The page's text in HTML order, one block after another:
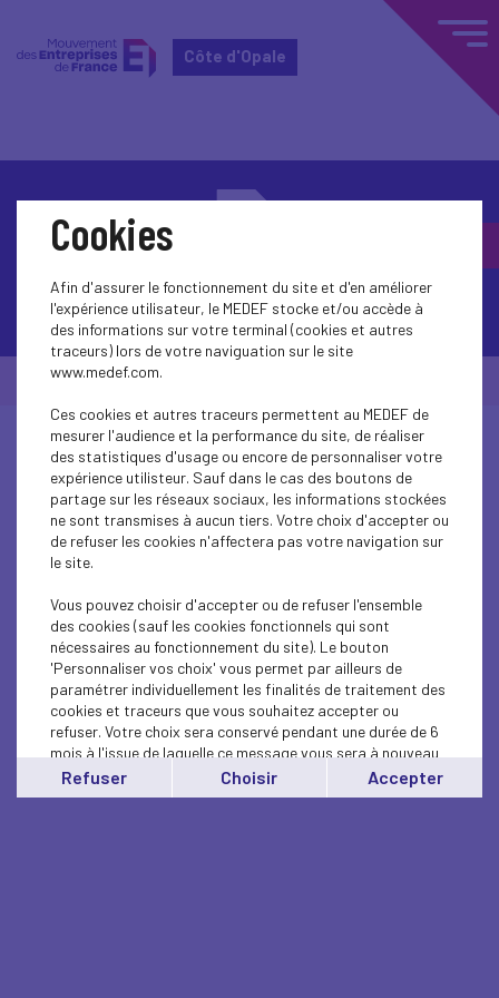
Côte d'Opale
Contactez-nous
© Medef Côte d'Opale 2026 -
Cookies
Afin d'assurer le fonctionnement du site et d'en améliorer
l'expérience utilisateur, le MEDEF stocke et/ou accède à
des informations sur votre terminal (cookies et autres
traceurs) lors de votre naviguation sur le site
www.medef.com.
Ces cookies et autres traceurs permettent au MEDEF de
mesurer l'audience et la performance du site, de réaliser
des statistiques d'usage ou encore de personnaliser votre
expérience utilisteur. Sauf dans le cas des boutons de
partage sur les réseaux sociaux, les informations stockées
ne sont transmises à aucun tiers. Votre choix d'accepter ou
de refuser les cookies n'affectera pas votre navigation sur
le site.
Vous pouvez choisir d'accepter ou de refuser l'ensemble
des cookies (sauf les cookies fonctionnels qui sont
nécessaires au fonctionnement du site). Le bouton
'Personnaliser vos choix' vous permet par ailleurs de
paramétrer individuellement les finalités de traitement des
cookies et traceurs que vous souhaitez accepter ou
refuser. Votre choix sera conservé pendant une durée de 6
mois à l'issue de laquelle ce message vous sera à nouveau
affiché..
Vous pouvez modifier votre choix à tout moment en
Refuser Choisir Accepter